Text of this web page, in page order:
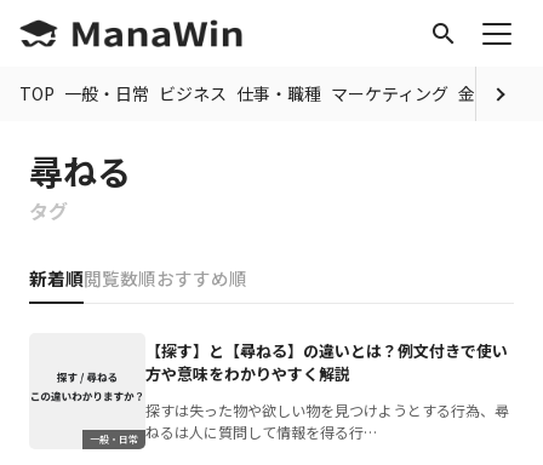
search
TOP 一般・日常 ビジネス 仕事・職種 マーケティング 金融 制度
尋ねる
タグ
新着順閲覧数順おすすめ順
一般・日常
【探す】と【尋ねる】の違いとは？例文付きで使い
方や意味をわかりやすく解説
探すは失った物や欲しい物を見つけようとする行為、尋
ねるは人に質問して情報を得る行…